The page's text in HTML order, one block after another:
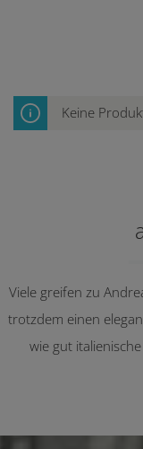
Keine
Viele greifen zu
trotzdem einen
wie gut